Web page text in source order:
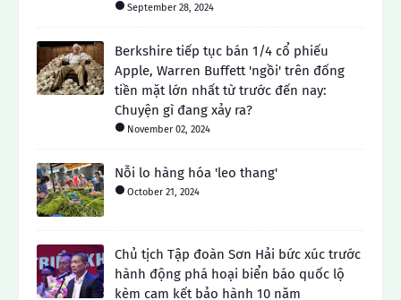
September 28, 2024
Berkshire tiếp tục bán 1/4 cổ phiếu
Apple, Warren Buffett 'ngồi' trên đống
tiền mặt lớn nhất từ ​​trước đến nay:
Chuyện gì đang xảy ra?
November 02, 2024
Nỗi lo hàng hóa 'leo thang'
October 21, 2024
Chủ tịch Tập đoàn Sơn Hải bức xúc trước
hành động phá hoại biển báo quốc lộ
kèm cam kết bảo hành 10 năm